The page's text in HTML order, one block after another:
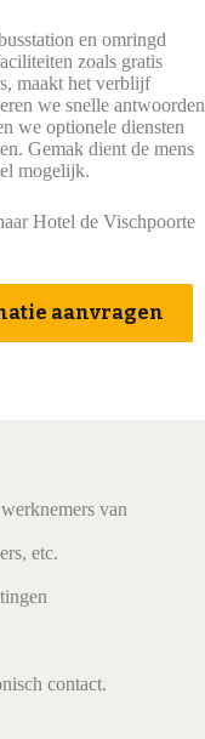
en omringd
zoals gratis
maakt het verblijf
we snelle antwoorden
we optionele diensten
Gemak dient de mens
mogelijk.
Hotel de Vischpoorte
aanvragen
van
etc.
contact.